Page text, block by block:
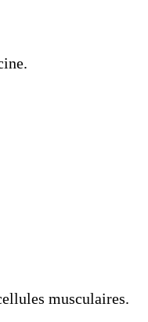
musculaires.